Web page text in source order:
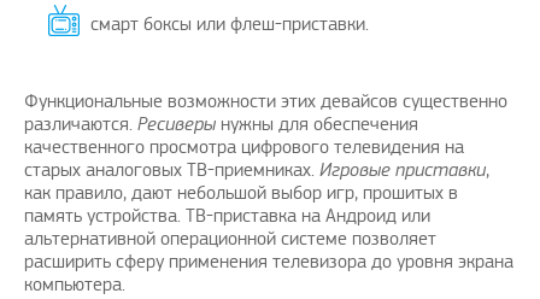
смарт боксы или флеш-приставки.
Функциональные возможности этих девайсов существенно
различаются. Ресиверы нужны для обеспечения
качественного просмотра цифрового телевидения на
старых аналоговых ТВ-приемниках. Игровые приставки,
как правило, дают небольшой выбор игр, прошитых в
память устройства. ТВ-приставка на Андроид или
альтернативной операционной системе позволяет
расширить сферу применения телевизора до уровня экрана
компьютера.